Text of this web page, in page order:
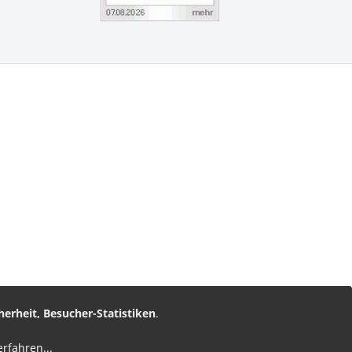
Leserservice
Besucher-Statistiken.
...